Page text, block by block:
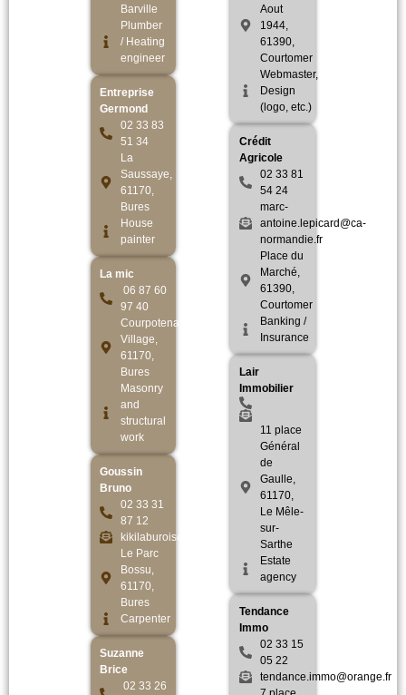
Barville
Plumber
/ Heating
engineer
Entreprise
Germond
02 33 83
51 34
La
Saussaye,
61170,
Bures
House
painter
La mic
06 87 60
97 40
Courpotenay
Village,
61170,
Bures
Masonry
and
structural
work
Goussin
Bruno
02 33 31
87 12
kikilaburoise@hotmail.fr
Le Parc
Bossu,
61170,
Bures
Carpenter
Suzanne
Brice
02 33 26
Aout
1944,
61390,
Courtomer
Webmaster,
Design
(logo, etc.)
Crédit
Agricole
02 33 81
54 24
marc-
antoine.lepicard@ca-
normandie.fr
Place du
Marché,
61390,
Courtomer
Banking /
Insurance
Lair
Immobilier
11 place
Général
de
Gaulle,
61170,
Le Mêle-
sur-
Sarthe
Estate
agency
Tendance
Immo
02 33 15
05 22
tendance.immo@orange.fr